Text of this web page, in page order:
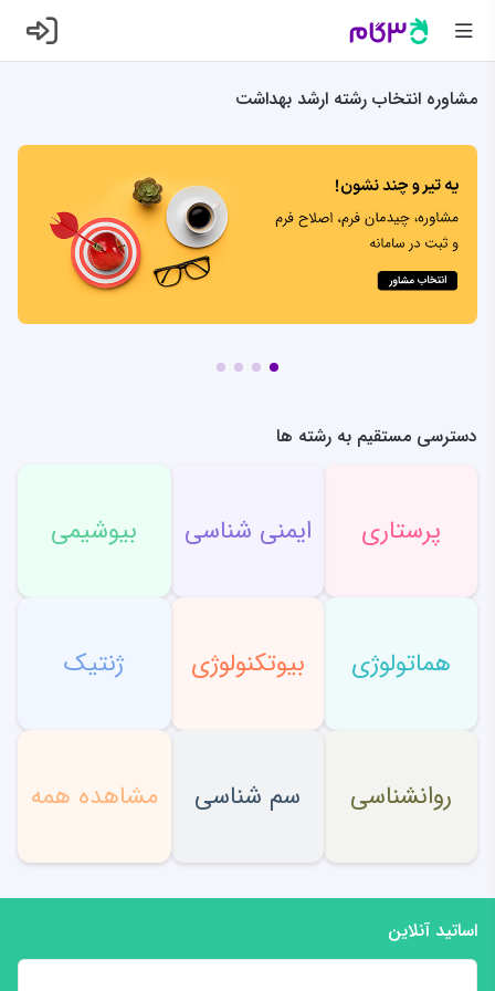
مشاوره انتخاب رشته ارشد بهداشت
دسترسی مستقیم به رشته ها
پرستاری ایمنی شناسی بیوشیمی
هماتولوژی بیوتکنولوژی ژنتیک
روانشناسی سم شناسی مشاهده همه
اساتید آنلاین